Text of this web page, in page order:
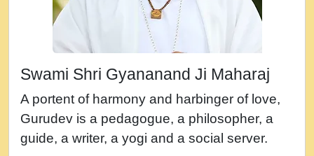
Maharaj.mp3
न म गवद गपल गद फर, पयर महन न रझद फर! shri
नह भरस रह लडडल... अपन खट करम क !!!! मह दद
सहर चरण क .....mp3
बगड नसब कसन सवर तर बगर Shri ravinandan
shastri ji maharaj.mp3
Swami Shri Gyananand Ji Maharaj
A portent of harmony and harbinger of love,
Gurudev is a pedagogue, a philosopher, a
guide, a writer, a yogi and a social server.